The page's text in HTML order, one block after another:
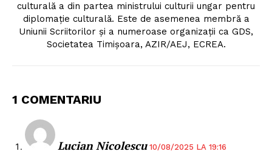
PRESShub
Proiecte editoriale
Contact
culturală a din partea ministrului culturii ungar pentru
diplomație culturală. Este de asemenea membră a
Uniunii Scriitorilor și a numeroase organizații ca GDS,
Societatea Timișoara, AZIR/AEJ, ECREA.
1 COMENTARIU
Lucian Nicolescu 10/08/2025 LA 19:16